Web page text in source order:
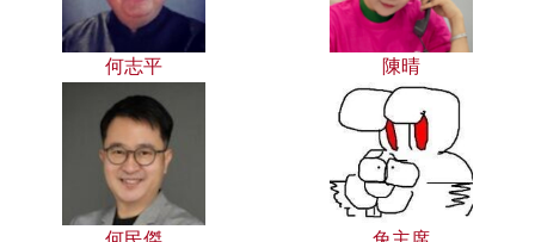
何志平 陳晴